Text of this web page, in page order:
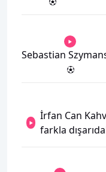
Sebastian
İrfan Can
farkla